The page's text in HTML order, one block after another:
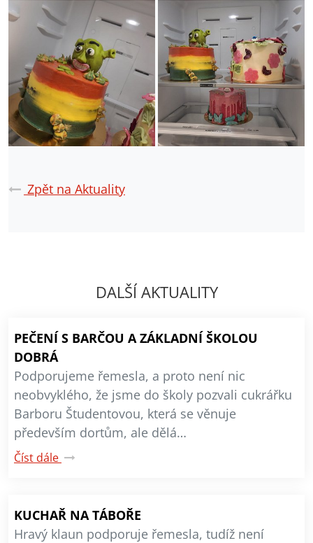
Zpět na Aktuality
DALŠÍ AKTUALITY
PEČENÍ S BARČOU A ZÁKLADNÍ ŠKOLOU
DOBRÁ
Podporujeme řemesla, a proto není nic
neobvyklého, že jsme do školy pozvali cukrářku
Barboru Študentovou, která se věnuje
především dortům, ale dělá…
Číst dále
KUCHAŘ NA TÁBOŘE
Hravý klaun podporuje řemesla, tudíž není